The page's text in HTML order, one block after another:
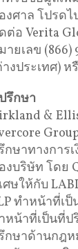
งศาล โปรดไ
ต่อ Verita
ายเลข (866)
งประเทศ)
รึกษา
&
กษาทางการ
งบริษัท โดย
ศษให้กับ
ทำหน้าที่เ
หน้าที่เป็นที่ป
กษาด้านกฎ